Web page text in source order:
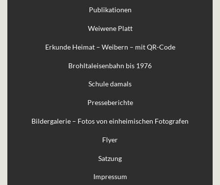
Publikationen
Weiwene Platt
Erkunde Heimat – Weibern – mit QR-Code
Brohltaleisenbahn bis 1976
Schule damals
Presseberichte
Bildergalerie – Fotos von einheimischen Fotografen
Flyer
Satzung
Impressum